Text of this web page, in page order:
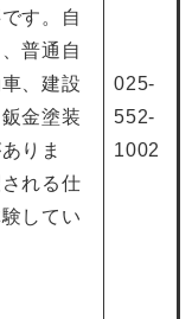
す。自
普通自
、建設
金塗装
りま
れる仕
してい
025-
552-
1002